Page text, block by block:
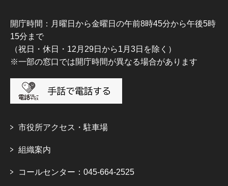
開庁時間：月曜日から金曜日の午前8時45分から午後5時
15分まで
（祝日・休日・12月29日から1月3日を除く）
※一部の窓口では開庁時間が異なる場合があります
市役所アクセス・駐車場
組織案内
コールセンター：045-664-2525